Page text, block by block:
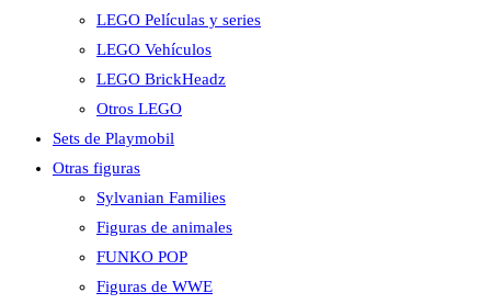
LEGO Películas y series
LEGO Vehículos
LEGO BrickHeadz
Otros LEGO
Sets de Playmobil
Otras figuras
Sylvanian Families
Figuras de animales
FUNKO POP
Figuras de WWE